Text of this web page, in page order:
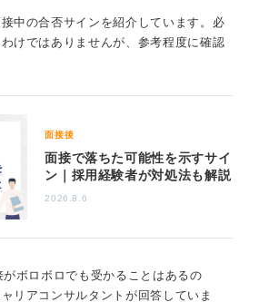
身が「ボロボロだった」と思う部分
ことが必要です。今回うまく話せな
に練習することで、納得のいく対応
中の合否サインを紹介しています。必
けではありませんが、参考程度に確認
面接後
面接で落ちた可能性を示すサイ
ン｜採用経験者が対処法も解説
2026.8.6
ボロボロでも受かることはあるの
リアコンサルタントが回答していま